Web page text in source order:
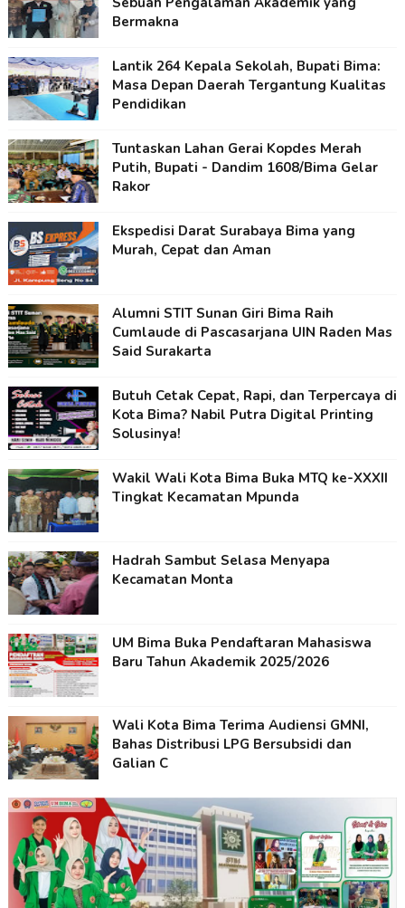
Bermakna
Lantik 264 Kepala Sekolah, Bupati Bima:
Masa Depan Daerah Tergantung Kualitas
Pendidikan
Tuntaskan Lahan Gerai Kopdes Merah
Putih, Bupati - Dandim 1608/Bima Gelar
Rakor
Ekspedisi Darat Surabaya Bima yang
Murah, Cepat dan Aman
Alumni STIT Sunan Giri Bima Raih
Cumlaude di Pascasarjana UIN Raden Mas
Said Surakarta
Butuh Cetak Cepat, Rapi, dan Terpercaya di
Kota Bima? Nabil Putra Digital Printing
Solusinya!
Wakil Wali Kota Bima Buka MTQ ke-XXXII
Tingkat Kecamatan Mpunda
Hadrah Sambut Selasa Menyapa
Kecamatan Monta
UM Bima Buka Pendaftaran Mahasiswa
Baru Tahun Akademik 2025/2026
Wali Kota Bima Terima Audiensi GMNI,
Bahas Distribusi LPG Bersubsidi dan
Galian C